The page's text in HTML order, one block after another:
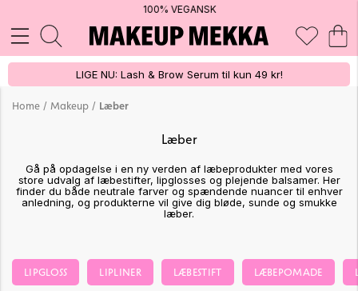
100% VEGANSK
LIGE NU: Lash & Brow Serum til kun 49 kr!
Home / Makeup / Læber
Læber
Gå på opdagelse i en ny verden af læbeprodukter med vores
store udvalg af læbestifter, lipglosses og plejende balsamer. Her
finder du både neutrale farver og spændende nuancer til enhver
anledning, og produkterne vil give dig bløde, sunde og smukke
læber.
LIPGLOSS LIPLINER LÆBESTIFT LÆBEPOMADE